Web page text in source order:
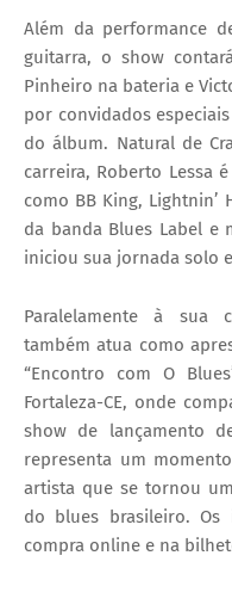
Além da performance
guitarra, o show
Pinheiro na bateria e
por convidados
do álbum. Natural de
carreira, Roberto Lessa
como BB King, Lightnin’
da banda Blues Label e
iniciou sua jornada solo
Paralelamente à sua
também atua como
“Encontro com O
Fortaleza-CE, onde
show de lançamento
representa um
artista que se tornou
do blues brasileiro. Os
compra online e na